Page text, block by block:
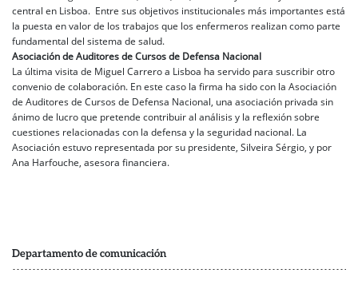
central en Lisboa. Entre sus objetivos institucionales más importantes está
la puesta en valor de los trabajos que los enfermeros realizan como parte
fundamental del sistema de salud.
Asociación de Auditores de Cursos de Defensa Nacional
La última visita de Miguel Carrero a Lisboa ha servido para suscribir otro
convenio de colaboración. En este caso la firma ha sido con la Asociación
de Auditores de Cursos de Defensa Nacional, una asociación privada sin
ánimo de lucro que pretende contribuir al análisis y la reflexión sobre
cuestiones relacionadas con la defensa y la seguridad nacional. La
Asociación estuvo representada por su presidente, Silveira Sérgio, y por
Ana Harfouche, asesora financiera.
Departamento de comunicación